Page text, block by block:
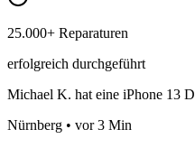
25.000+ Reparaturen
erfolgreich durchgeführt
Michael K. hat eine iPhone 13
Nürnberg • vor 3 Min